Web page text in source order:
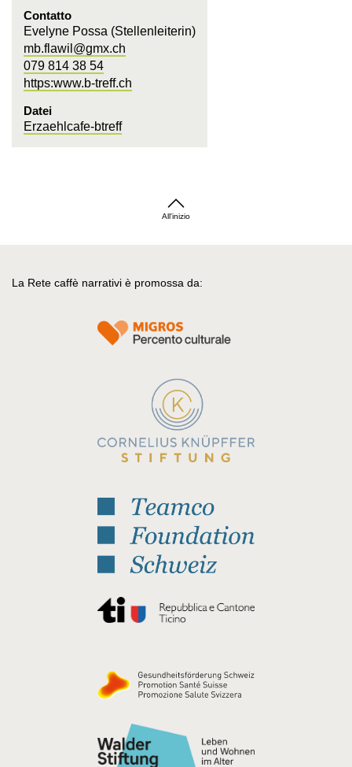
Contatto
Evelyne Possa (Stellenleiterin)
mb.flawil@gmx.ch
079 814 38 54
https:www.b-treff.ch
Datei
Erzaehlcafe-btreff
All'inizio
La Rete caffè narrativi è promossa da: